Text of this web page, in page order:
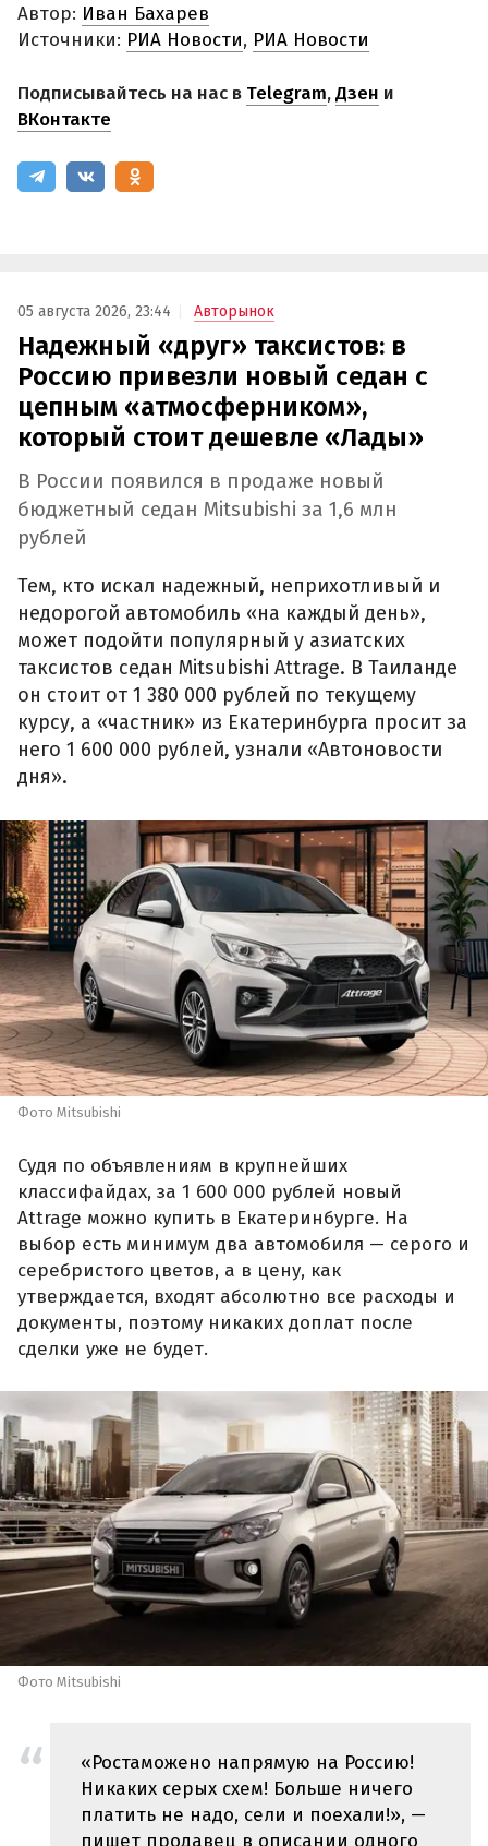
Автор: Иван Бахарев
Источники: РИА Новости, РИА Новости
Подписывайтесь на нас в Telegram,Дзен и
ВКонтакте
05 августа 2026, 23:44 Авторынок
Надежный «друг» таксистов: в
Россию привезли новый седан с
цепным «атмосферником»,
который стоит дешевле «Лады»
В России появился в продаже новый
бюджетный седан Mitsubishi за 1,6 млн
рублей
Тем, кто искал надежный, неприхотливый и
недорогой автомобиль «на каждый день»,
может подойти популярный у азиатских
таксистов седан Mitsubishi Attrage. В Таиланде
он стоит от 1 380 000 рублей по текущему
курсу, а «частник» из Екатеринбурга просит за
него 1 600 000 рублей, узнали «Автоновости
дня».
Фото Mitsubishi
Судя по объявлениям в крупнейших
классифайдах, за 1 600 000 рублей новый
Attrage можно купить в Екатеринбурге. На
выбор есть минимум два автомобиля — серого и
серебристого цветов, а в цену, как
утверждается, входят абсолютно все расходы и
документы, поэтому никаких доплат после
сделки уже не будет.
Фото Mitsubishi
«Ростаможено напрямую на Россию!
Никаких серых схем! Больше ничего
платить не надо, сели и поехали!», —